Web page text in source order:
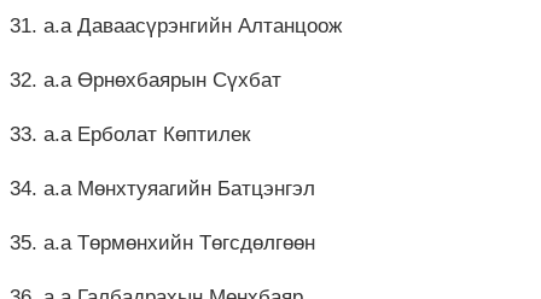
31. а.а Даваасүрэнгийн Алтанцоож
32. а.а Өрнөхбаярын Сүхбат
33. а.а Ерболат Көптилек
34. а.а Мөнхтуяагийн Батцэнгэл
35. а.а Төрмөнхийн Төгсдөлгөөн